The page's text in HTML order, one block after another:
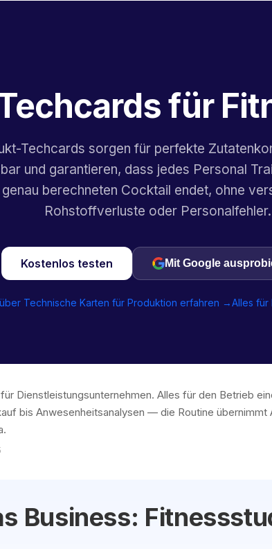
für
Techcards sorgen für perfekte
und garantieren, dass jedes Personal
genau berechneten Cocktail endet, ohne
Rohstoffverluste oder Personalfehler.
Kostenlos testen Mit Google
Technische Karten für Produktion erfahren →Alles für
Dienstleistungsunternehmen. Alles für den Betrieb
bis Anwesenheitsanalysen — die Routine übernimmt
Business: